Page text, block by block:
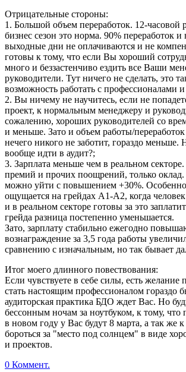
Отрицательные стороны:
1. Большой объем переработок. 12-часовой
бизнес сезон это норма. 90% переработок и
выходные дни не оплачиваются и не
готовы к тому, что если Вы хороший
много и беззастенчиво ездить все Ваши
руководители. Тут ничего не сделать, это
возможность работать с профессионалами
2. Вы ничему не научитесь, если не
проект, к нормальным менеджеру и
сожалению, хороших руководителей со
и меньше. Зато и объем работы/переработок
нечего никого не заботит, гораздо меньше.
вообще идти в аудит?;
3. Зарплата меньше чем в реальном
премий и прочих поощрений, только оклад.
можно уйти с повышением +30%. Особенно
ощущается на грейдах А1-А2, когда
и в реальном секторе готовы за это
грейда разница постепенно уменьшается.
Зато, зарплату стабильно ежегодно
вознаграждение за 3,5 года работы
сравнению с изначальным, но так бывает
Итог моего длинного повествования:
Если чувствуете в себе силы, есть желание
стать настоящим профессионалом гораздо
аудиторская практика БДО ждет Вас. Но
бессонным ночам за ноутбуком, к тому,
в новом году у Вас будут 8 марта, а так же
бороться за "место под солнцем" в виде
и проектов.
0 Коммент.